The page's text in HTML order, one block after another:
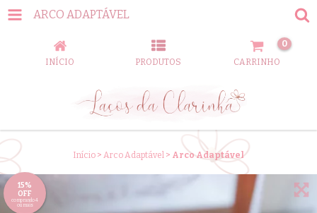
ARCO ADAPTÁVEL
INÍCIO PRODUTOS CARRINHO
0
Início > Arco Adaptável > Arco Adaptável
15%
OFF
comprando 4
ou mais